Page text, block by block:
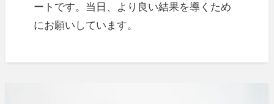
ートです。当日、より良い結果を導くため
にお願いしています。